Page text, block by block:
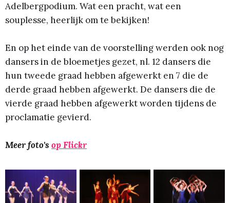
Adelbergpodium. Wat een pracht, wat een
souplesse, heerlijk om te bekijken!
En op het einde van de voorstelling werden ook nog
dansers in de bloemetjes gezet, nl. 12 dansers die
hun tweede graad hebben afgewerkt en 7 die de
derde graad hebben afgewerkt. De dansers die de
vierde graad hebben afgewerkt worden tijdens de
proclamatie gevierd.
Meer foto's op Flickr